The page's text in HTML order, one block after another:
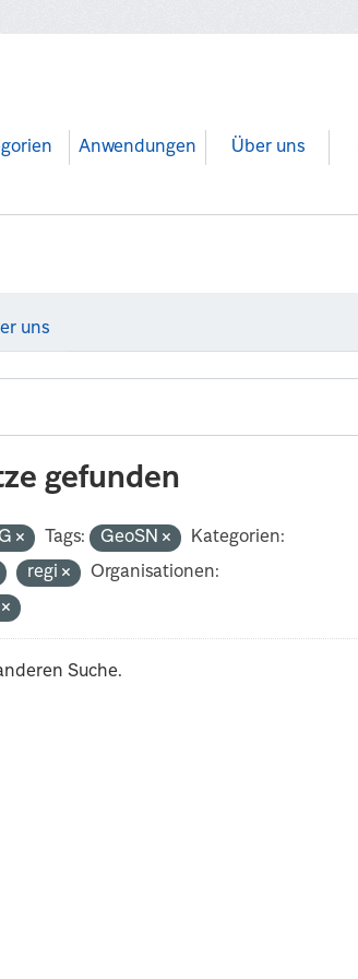
Anwendungen Über uns
uns
gefunden
Tags: GeoSN
Kategorien:
regi
Organisationen:
Suche.